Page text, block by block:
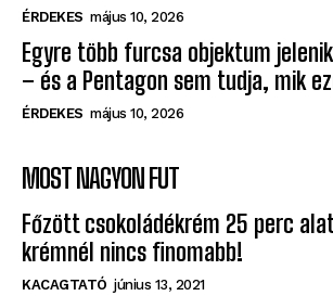
ÉRDEKES május 10, 2026
Egyre több furcsa objektum
– és a Pentagon sem tudja, mik
ÉRDEKES május 10, 2026
MOST NAGYON FUT
Főzött csokoládékrém 25 perc
krémnél nincs finomabb!
KACAGTATÓ június 13, 2021